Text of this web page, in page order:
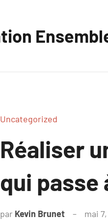
Uncategorized
Réaliser
qui passe
par Kevin Brunet mai